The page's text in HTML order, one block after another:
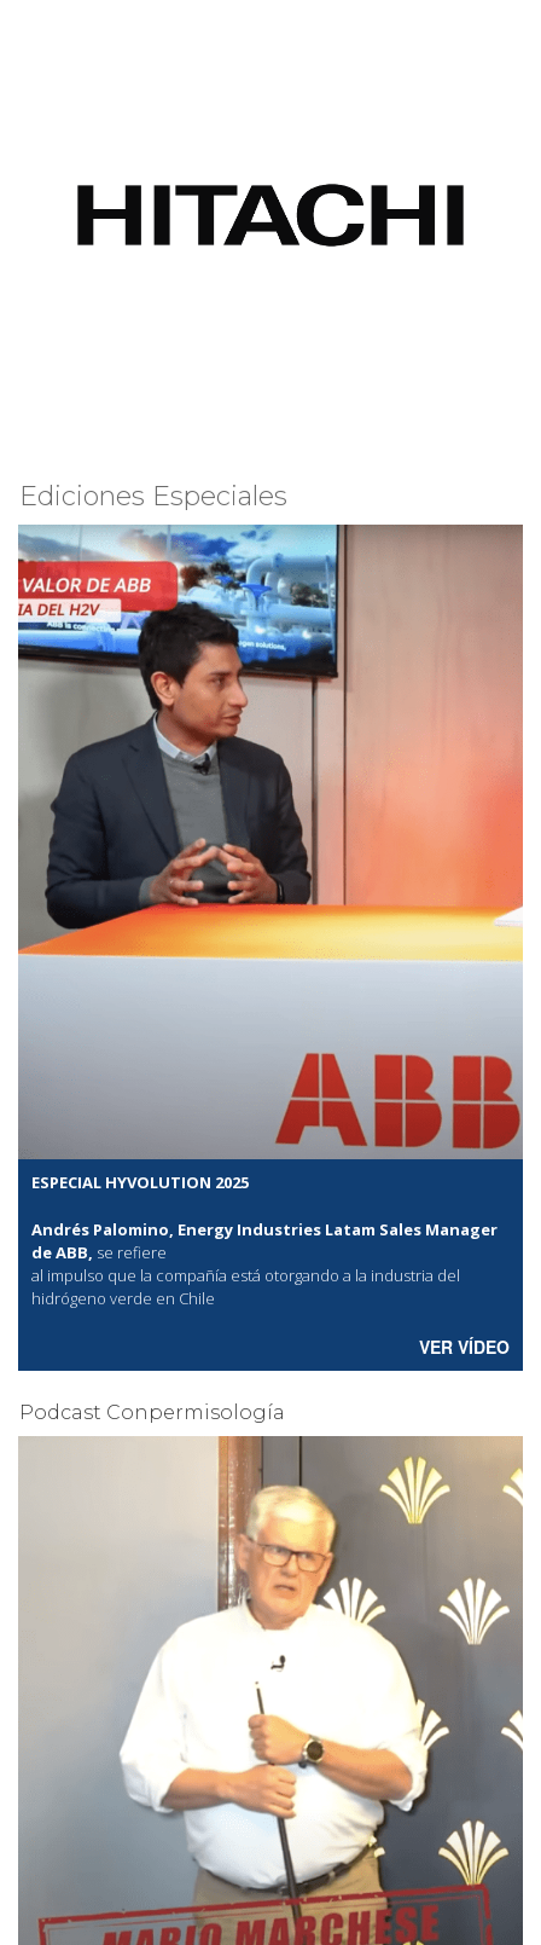
Ediciones Especiales
ESPECIAL HYVOLUTION 2025
Andrés Palomino, Energy Industries Latam Sales Manager
de ABB, se refiere
al impulso que la compañía está otorgando a la industria del
hidrógeno verde en Chile
VER VÍDEO
Podcast Conpermisología